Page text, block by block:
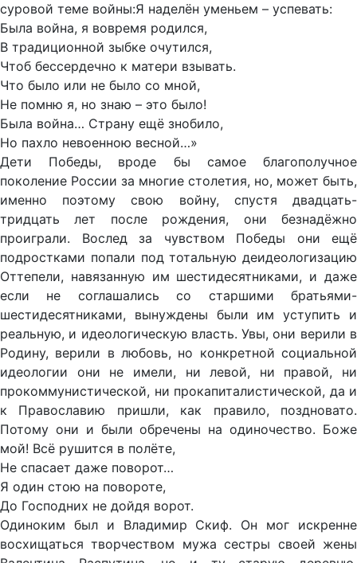
суровой теме войны:Я наделён уменьем – успевать:
Была война, я вовремя родился,
В традиционной зыбке очутился,
Чтоб бессердечно к матери взывать.
Что было или не было со мной,
Не помню я, но знаю – это было!
Была война… Страну ещё знобило,
Но пахло невоенною весной…»
Дети Победы, вроде бы самое благополучное
поколение России за многие столетия, но, может быть,
именно поэтому свою войну, спустя двадцать-
тридцать лет после рождения, они безнадёжно
проиграли. Вослед за чувством Победы они ещё
подростками попали под тотальную деидеологизацию
Оттепели, навязанную им шестидесятниками, и даже
если не соглашались со старшими братьями-
шестидесятниками, вынуждены были им уступить и
реальную, и идеологическую власть. Увы, они верили в
Родину, верили в любовь, но конкретной социальной
идеологии они не имели, ни левой, ни правой, ни
прокоммунистической, ни прокапиталистической, да и
к Православию пришли, как правило, поздновато.
Потому они и были обречены на одиночество. Боже
мой! Всё рушится в полёте,
Не спасает даже поворот…
Я один стою на повороте,
До Господних не дойдя ворот.
Одиноким был и Владимир Скиф. Он мог искренне
восхищаться творчеством мужа сестры своей жены